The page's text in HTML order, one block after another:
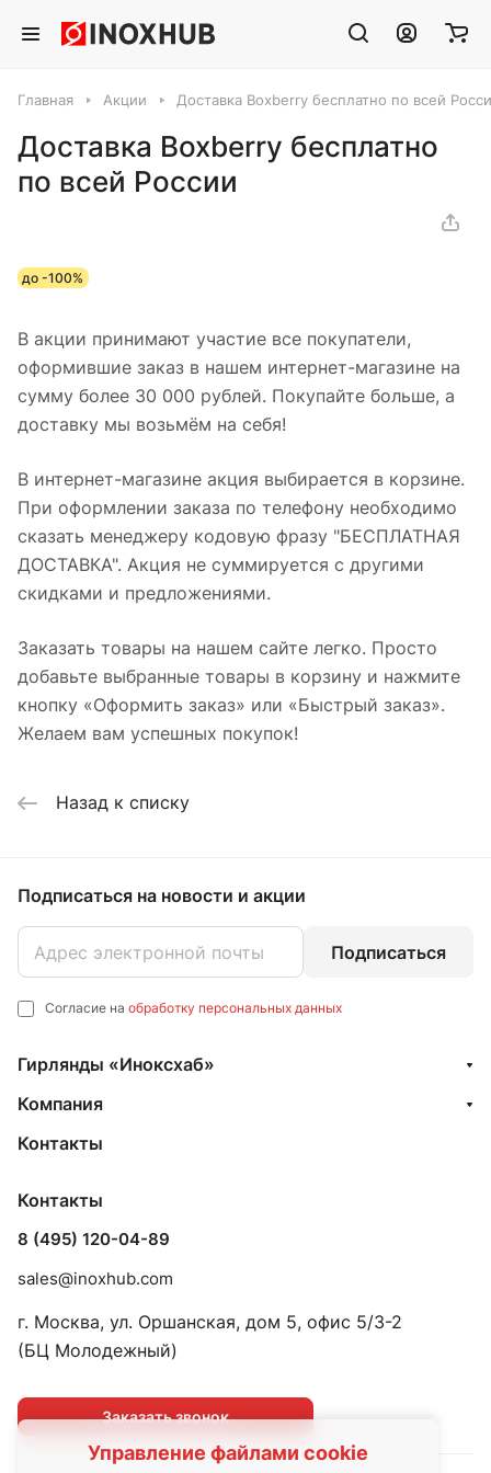
Управление файлами cookie
Главная Акции Доставка Boxberry бесплатно по всей
Доставка Boxberry бесплатно
по всей России
до -100%
В акции принимают участие все покупатели,
оформившие заказ в нашем интернет-магазине на
сумму более 30 000 рублей. Покупайте больше, а
доставку мы возьмём на себя!
В интернет-магазине акция выбирается в корзине.
При оформлении заказа по телефону необходимо
сказать менеджеру кодовую фразу "БЕСПЛАТНАЯ
ДОСТАВКА". Акция не суммируется с другими
скидками и предложениями.
Заказать товары на нашем сайте легко. Просто
добавьте выбранные товары в корзину и нажмите
кнопку «Оформить заказ» или «Быстрый заказ».
Желаем вам успешных покупок!
Назад к списку
Подписаться на новости и акции
Подписаться
Согласие на обработку персональных данных
Гирлянды «Иноксхаб»
Компания
Контакты
Контакты
8 (495) 120-04-89
sales@inoxhub.com
г. Москва, ул. Оршанская, дом 5, офис 5/3-2
(БЦ Молодежный)
Заказать звонок